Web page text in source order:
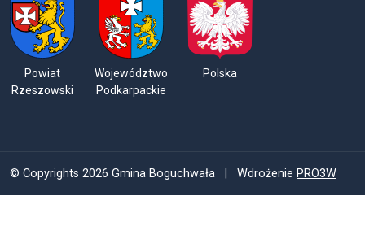
Powiat
Rzeszowski
Województwo
Podkarpackie
Polska
© Copyrights 2026 Gmina Boguchwała | Wdrożenie PRO3W